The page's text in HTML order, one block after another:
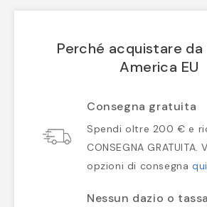
Perché acquistare da
America EU
Consegna gratuita
Spendi oltre 200 € e
CONSEGNA
opzioni di consegna qui
Nessun dazio o tassa